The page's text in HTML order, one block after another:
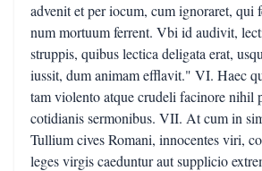
advenit et per iocum, cum ignoraret, qui
num mortuum ferrent. Vbi id audivit,
struppis, quibus lectica deligata erat,
iussit, dum animam efflavit." VI. Haec
tam violento atque crudeli facinore nihil
cotidianis sermonibus. VII. At cum in
Tullium cives Romani, innocentes viri,
leges virgis caeduntur aut supplicio